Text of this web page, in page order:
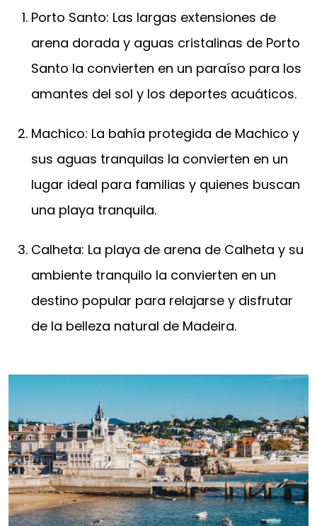
Porto Santo: Las largas extensiones de
arena dorada y aguas cristalinas de Porto
Santo la convierten en un paraíso para los
amantes del sol y los deportes acuáticos.
Machico: La bahía protegida de Machico y
sus aguas tranquilas la convierten en un
lugar ideal para familias y quienes buscan
una playa tranquila.
Calheta: La playa de arena de Calheta y su
ambiente tranquilo la convierten en un
destino popular para relajarse y disfrutar
de la belleza natural de Madeira.